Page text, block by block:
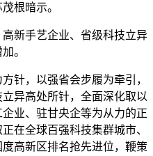
根暗示。
新手艺企业、省级科技立异
。
，以强省会步履为牵引，
异高处所针，全面深化取以
业、驻甘央企等为从力的正
在全球百强科技集群城市、
高新区排名抢先进位，鞭策